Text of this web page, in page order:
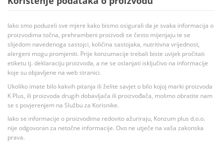
Iako smo poduzeli sve mjere kako bismo osigurali da je svaka informacija o
proizvodima točna, prehrambeni proizvodi se često mijenjaju te se
slijedom navedenoga sastojci, količina sastojaka, nutritivna vrijednost,
alergeni mogu promjeniti. Prije konzumacije trebali biste uvijek pročitati
etiketu tj. deklaraciju proizvoda, a ne se oslanjati isključivo na informacije
koje su objavljene na web stranici.
Ukoliko imate bilo kakvih pitanja ili želite savjet o bilo kojoj marki proizvoda
K Plus, ili proizvoda drugih dobavljača ili proizvođača, molimo obratite nam
se s povjerenjem na Službu za Korisnike.
Iako se informacije o proizvodima redovito ažuriraju, Konzum plus d.o.o.
nije odgovoran za netočne informacije. Ovo ne utječe na vaša zakonska
prava.